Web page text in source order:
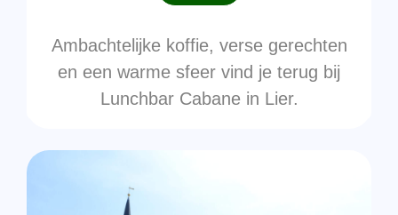
Ambachtelijke koffie, verse gerechten
en een warme sfeer vind je terug bij
Lunchbar Cabane in Lier.